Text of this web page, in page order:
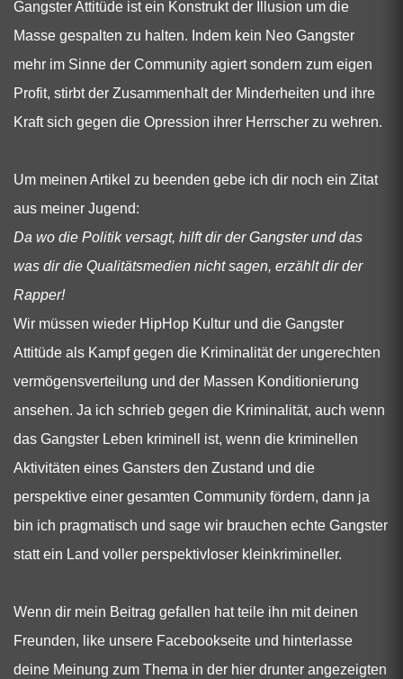
Gangster Attitüde ist ein Konstrukt der Illusion um die
Masse gespalten zu halten. Indem kein Neo Gangster
mehr im Sinne der Community agiert sondern zum eigen
Profit, stirbt der Zusammenhalt der Minderheiten und ihre
Kraft sich gegen die Opression ihrer Herrscher zu wehren.
Um meinen Artikel zu beenden gebe ich dir noch ein Zitat
aus meiner Jugend:
Da wo die Politik versagt, hilft dir der Gangster und das
was dir die Qualitätsmedien nicht sagen, erzählt dir der
Rapper!
Wir müssen wieder HipHop Kultur und die Gangster
Attitüde als Kampf gegen die Kriminalität der ungerechten
vermögensverteilung und der Massen Konditionierung
ansehen. Ja ich schrieb gegen die Kriminalität, auch wenn
das Gangster Leben kriminell ist, wenn die kriminellen
Aktivitäten eines Gansters den Zustand und die
perspektive einer gesamten Community fördern, dann ja
bin ich pragmatisch und sage wir brauchen echte Gangster
statt ein Land voller perspektivloser kleinkrimineller.
Wenn dir mein Beitrag gefallen hat teile ihn mit deinen
Freunden, like unsere Facebookseite und hinterlasse
deine Meinung zum Thema in der hier drunter angezeigten